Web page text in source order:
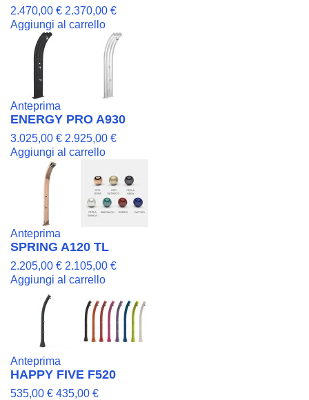
2.470,00 € 2.370,00 €
Aggiungi al carrello
Anteprima
ENERGY PRO A930
3.025,00 € 2.925,00 €
Aggiungi al carrello
Anteprima
SPRING A120 TL
2.205,00 € 2.105,00 €
Aggiungi al carrello
Anteprima
HAPPY FIVE F520
535,00 € 435,00 €